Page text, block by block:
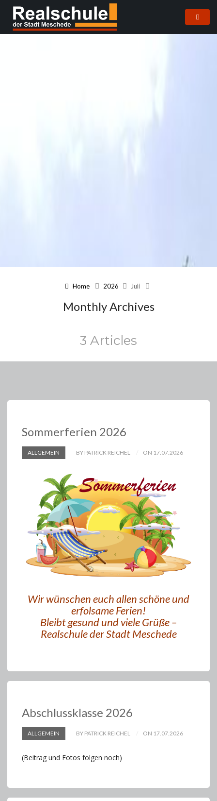
Home 2026 Juli
Monthly Archives
3 Articles
Sommerferien 2026
ALLGEMEIN BY PATRICK REICHEL ON 17.07.2026
Wir wünschen euch allen schöne und
erfolsame Ferien!
Bleibt gesund und viele Grüße –
Realschule der Stadt Meschede
Abschlussklasse 2026
ALLGEMEIN BY PATRICK REICHEL ON 17.07.2026
(Beitrag und Fotos folgen noch)